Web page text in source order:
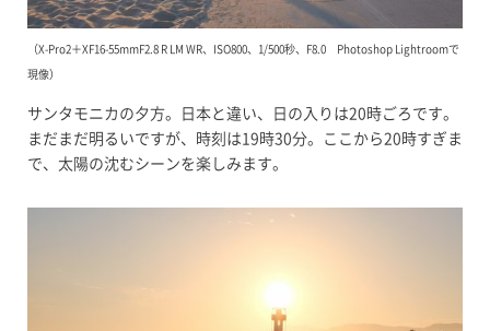
（X-Pro2＋XF16-55mmF2.8 R LM WR、ISO800、1/500秒、F8.0 Photoshop Lightroomで
現像）
サンタモニカの夕方。日本と違い、日の入りは20時ごろです。
まだまだ明るいですが、時刻は19時30分。ここから20時すぎま
で、太陽の沈むシーンを楽しみます。